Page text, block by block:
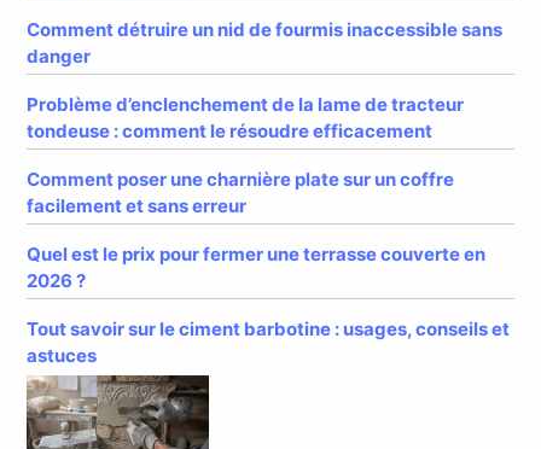
Comment détruire un nid de fourmis inaccessible sans
danger
Problème d’enclenchement de la lame de tracteur
tondeuse : comment le résoudre efficacement
Comment poser une charnière plate sur un coffre
facilement et sans erreur
Quel est le prix pour fermer une terrasse couverte en
2026 ?
Tout savoir sur le ciment barbotine : usages, conseils et
astuces